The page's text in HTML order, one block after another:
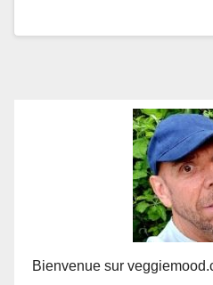
Bienvenue sur